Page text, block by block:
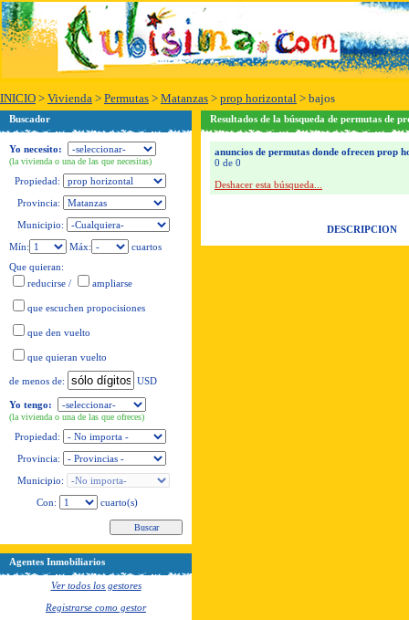
INICIO > Vivienda > Permutas > Matanzas > prop horizontal > bajos
Buscador
Yo necesito:
(la vivienda o una de las que necesitas)
Propiedad:
Provincia:
Municipio:
Mín:
Máx:
cuartos
Que quieran:
reducirse / ampliarse
que escuchen propocisiones
que den vuelto
que quieran vuelto
de menos de: USD
Yo tengo:
(la vivienda o una de las que ofreces)
Propiedad:
Provincia:
Municipio:
Con:
cuarto(s)
Agentes Inmobiliarios
Ver todos los gestores
Registrarse como gestor
Resultados de la búsqueda de permutas de
anuncios de permutas donde ofrecen prop
0 de 0
Deshacer esta búsqueda...
DESCRIPCION